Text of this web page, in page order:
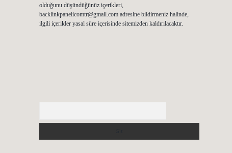
olduğunu düşündüğünüz içerikleri,
backlinkpanelicomtr@gmail.comadresine bildirmeniz halinde,
ilgili içerikler yasal süre içerisinde sitemizden kaldırılacaktır.